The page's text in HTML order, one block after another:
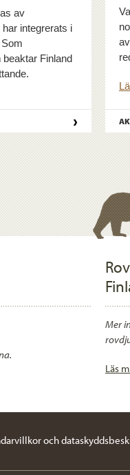
av
integrerats i
Finland
›
Mer
Läs
och